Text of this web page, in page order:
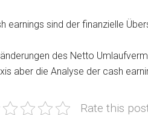
earnings sind der finanzielle
des Netto
aber die Analyse der cash
Rate this